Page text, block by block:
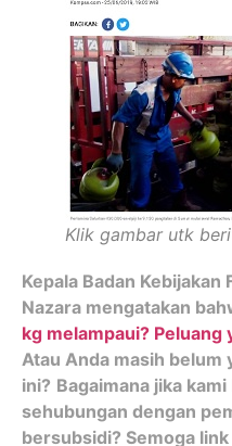
Klik gambar utk
Kepala Badan Kebijakan
Nazara mengatakan
kg melampaui? Peluang
Atau Anda masih belum
ini? Bagaimana jika
sehubungan dengan
bersubsidi? Semoga